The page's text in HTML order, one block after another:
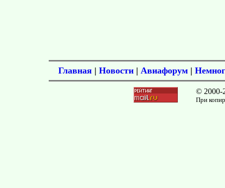
Главная | Новости | Авиафорум |
© 2000-
При